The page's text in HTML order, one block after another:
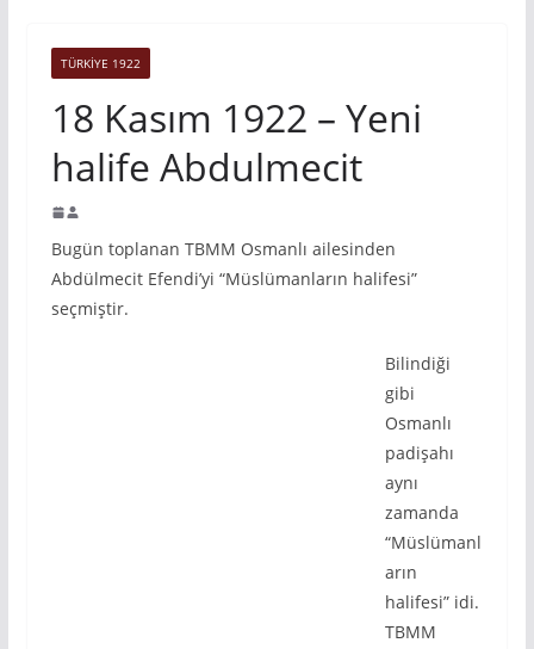
TÜRKIYE 1922
18 Kasım 1922 – Yeni
halife Abdulmecit
Bugün toplanan TBMM Osmanlı ailesinden
Abdülmecit Efendi’yi “Müslümanların halifesi”
seçmiştir.
Bilindiği
gibi
Osmanlı
padişahı
aynı
zamanda
“Müslümanl
arın
halifesi” idi.
TBMM